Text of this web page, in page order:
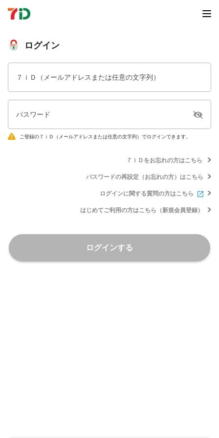
ログイン
７ｉＤ（メールアドレスまたは任意の文字列）
パスワード
ご登録の７ｉＤ（メールアドレスまたは任意の文字列）でログインできます。
７ｉＤをお忘れの方はこちら
パスワードの再設定（お忘れの方）はこちら
ログインに関する質問の方はこちら
はじめてご利用の方はこちら（新規会員登録）
ログインする